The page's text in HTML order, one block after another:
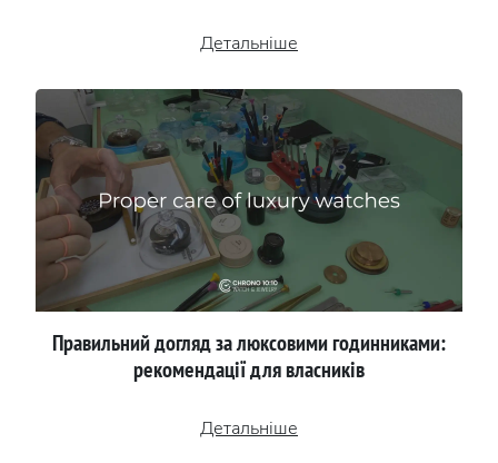
Детальніше
Правильний догляд за люксовими годинниками:
рекомендації для власників
Детальніше